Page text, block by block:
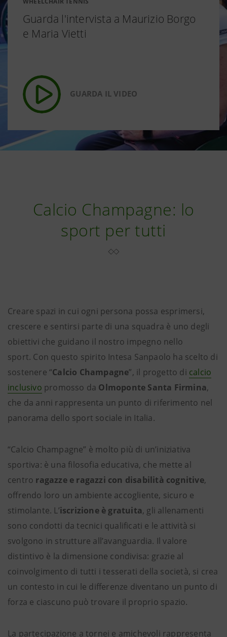
Guarda l'intervista a Maurizio Borgo
e Maria Vietti
GUARDA IL VIDEO
Calcio Champagne: lo
sport per tutti
Creare spazi in cui ogni persona possa esprimersi,
crescere e sentirsi parte di una squadra è uno degli
obiettivi che guidano il nostro impegno nello
sport. Con questo spirito Intesa Sanpaolo ha scelto di
sostenere “Calcio Champagne”, il progetto di calcio
inclusivo promosso da Olmoponte Santa Firmina,
che da anni rappresenta un punto di riferimento nel
panorama dello sport sociale in Italia.
“Calcio Champagne” è molto più di un’iniziativa
sportiva: è una filosofia educativa, che mette al
centro ragazze e ragazzi con disabilità cognitive,
offrendo loro un ambiente accogliente, sicuro e
stimolante. L’iscrizione è gratuita, gli allenamenti
sono condotti da tecnici qualificati e le attività si
svolgono in strutture all’avanguardia. Il valore
distintivo è la dimensione condivisa: grazie al
coinvolgimento di tutti i tesserati della società, si crea
un contesto in cui le differenze diventano un punto di
forza e ciascuno può trovare il proprio spazio.
La partecipazione a tornei e amichevoli rappresenta